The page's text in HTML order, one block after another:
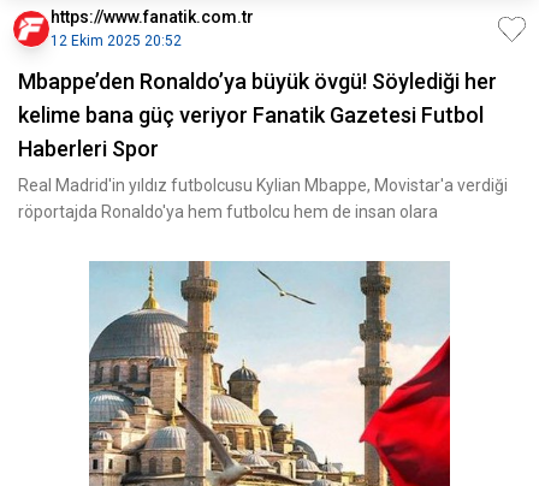
https://www.fanatik.com.tr
12 Ekim 2025 20:52
Mbappe’den Ronaldo’ya büyük övgü! Söylediği her
kelime bana güç veriyor Fanatik Gazetesi Futbol
Haberleri Spor
Real Madrid'in yıldız futbolcusu Kylian Mbappe, Movistar'a verdiği
röportajda Ronaldo'ya hem futbolcu hem de insan olara